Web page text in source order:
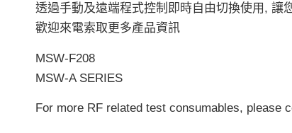
透過手動及遠端程式控制即時自由切換使用, 讓
歡迎來電索取更多產品資訊
MSW-F208
MSW-A SERIES
For more RF related test consumables, please